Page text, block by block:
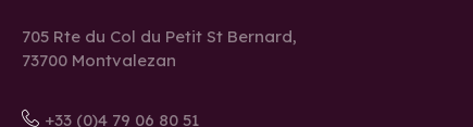
705 Rte du Col du Petit St Bernard,
73700 Montvalezan
+33 (0)4 79 06 80 51